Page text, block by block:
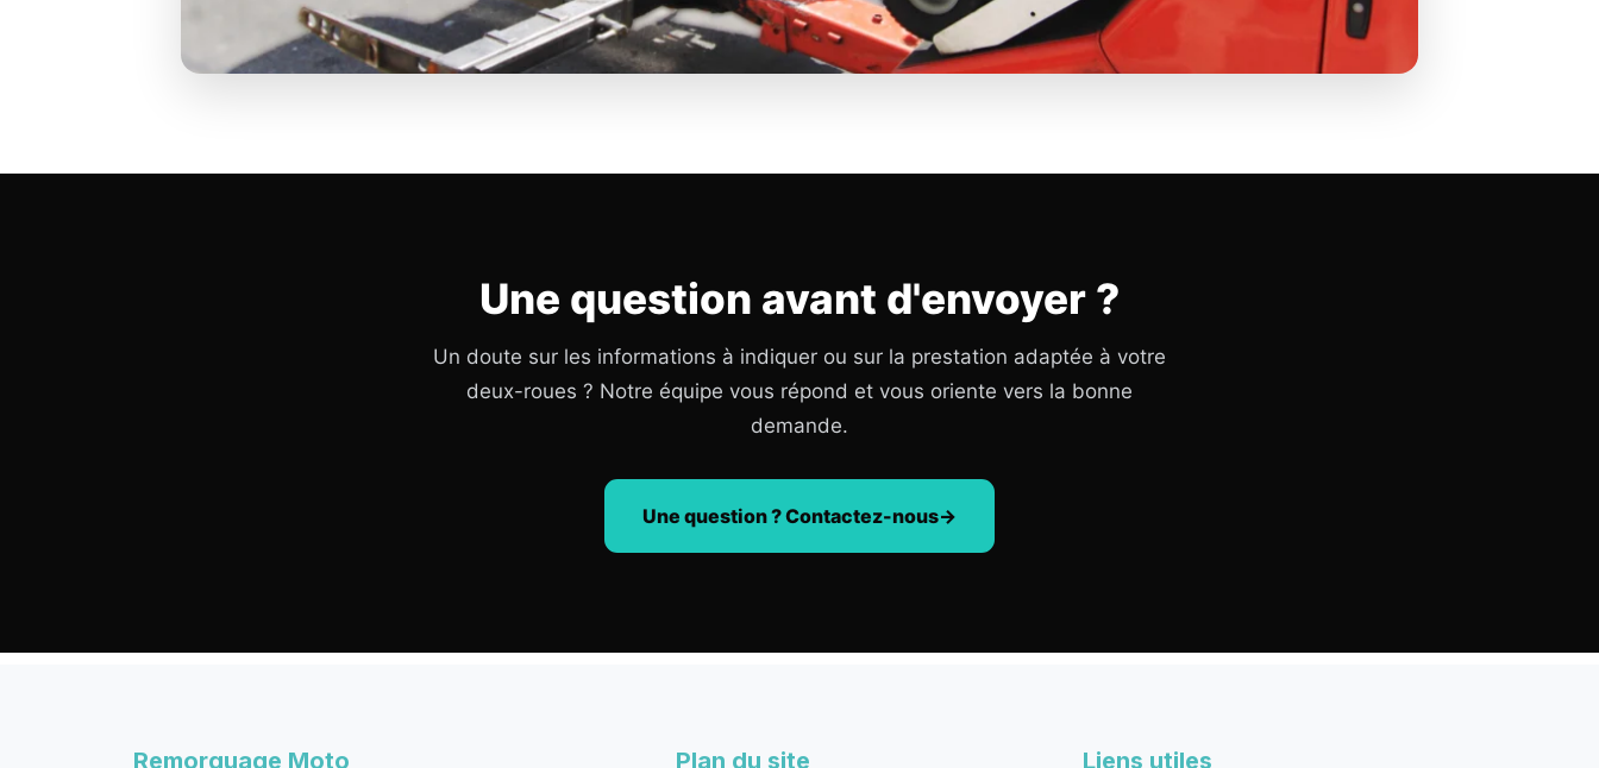
Une question avant d'envoyer ?
Un doute sur les informations à indiquer ou sur la prestation adaptée à votre
deux-roues ? Notre équipe vous répond et vous oriente vers la bonne
demande.
Une question ? Contactez-nous
Remorquage Moto Plan du site Liens utiles